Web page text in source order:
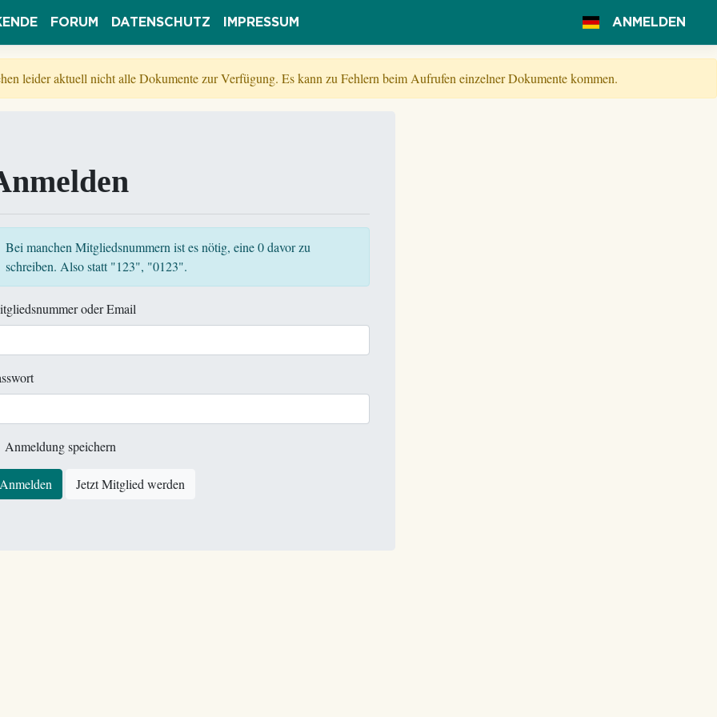
FORUM DATENSCHUTZ IMPRESSUM ANMELDEN
leider aktuell nicht alle Dokumente zur Verfügung. Es kann zu Fehlern beim Aufrufen einzelner Dokumente kommen.
Bei manchen Mitgliedsnummern ist es nötig, eine 0 davor zu
schreiben. Also statt "123", "0123".
oder Email
Anmeldung speichern
Anmelden Jetzt Mitglied werden